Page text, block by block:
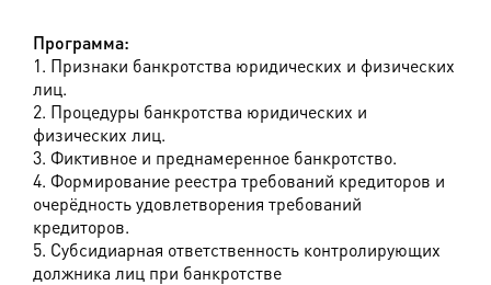
Программа:
1. Признаки банкротства юридических и физических
лиц.
2. Процедуры банкротства юридических и
физических лиц.
3. Фиктивное и преднамеренное банкротство.
4. Формирование реестра требований кредиторов и
очерёдность удовлетворения требований
кредиторов.
5. Субсидиарная ответственность контролирующих
должника лиц при банкротстве